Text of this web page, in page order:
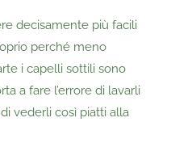
decisamente più facili
perché meno
i capelli sottili sono
a fare l’errore di lavarli
vederli così piatti alla